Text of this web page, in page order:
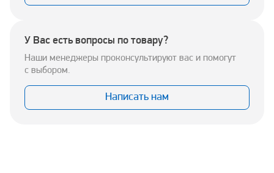
У Вас есть вопросы по товару?
Наши менеджеры проконсультируют вас и помогут
с выбором.
Написать нам